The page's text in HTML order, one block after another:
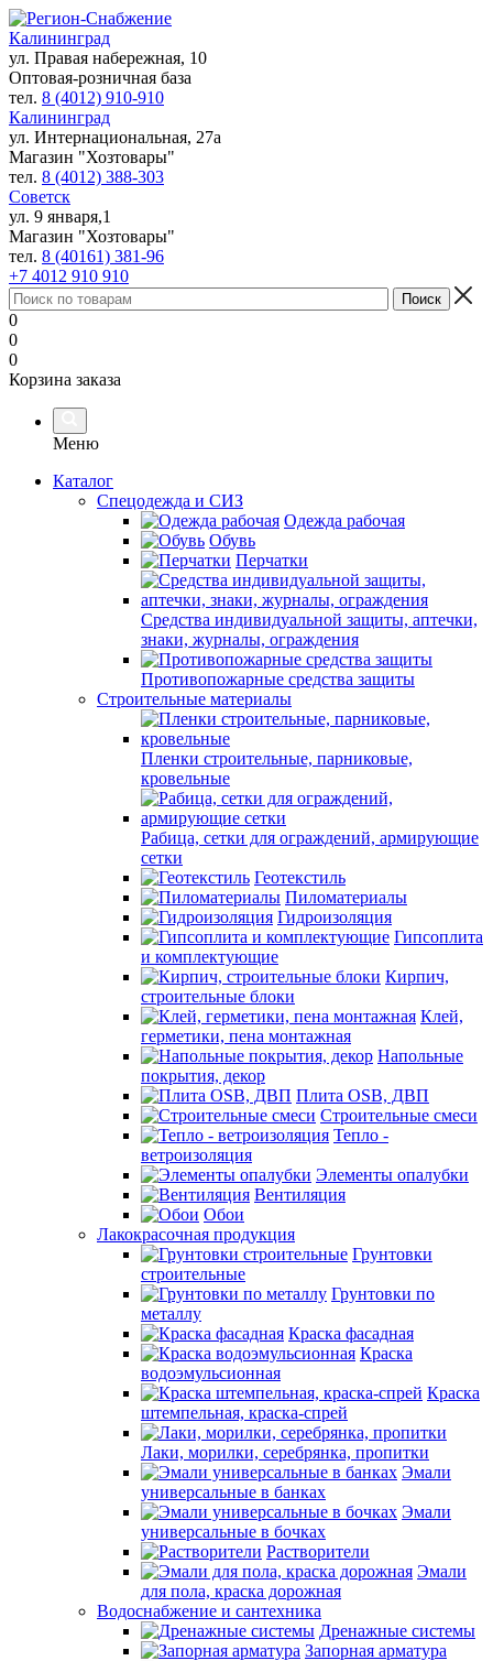
Калининград
ул. Правая набережная, 10
Оптовая-розничная база
тел. 8 (4012) 910-910
Калининград
ул. Интернациональная, 27а
Магазин "Хозтовары"
тел. 8 (4012) 388-303
Советск
ул. 9 января,1
Магазин "Хозтовары"
тел. 8 (40161) 381-96
+7 4012 910 910
0
0
0
Корзина заказа
Меню
Каталог
Спецодежда и СИЗ
Одежда рабочая
Обувь
Перчатки
Средства индивидуальной защиты, аптечки,
знаки, журналы, ограждения
Противопожарные средства защиты
Строительные материалы
Пленки строительные, парниковые,
кровельные
Рабица, сетки для ограждений, армирующие
сетки
Геотекстиль
Пиломатериалы
Гидроизоляция
Гипсоплита
и комплектующие
Кирпич,
строительные блоки
Клей,
герметики, пена монтажная
Напольные
покрытия, декор
Плита OSB, ДВП
Строительные смеси
Тепло -
ветроизоляция
Элементы опалубки
Вентиляция
Обои
Лакокрасочная продукция
Грунтовки
строительные
Грунтовки по
металлу
Краска фасадная
Краска
водоэмульсионная
Краска
штемпельная, краска-спрей
Лаки, морилки, серебрянка, пропитки
Эмали
универсальные в банках
Эмали
универсальные в бочках
Растворители
Эмали
для пола, краска дорожная
Водоснабжение и сантехника
Дренажные системы
Запорная арматура